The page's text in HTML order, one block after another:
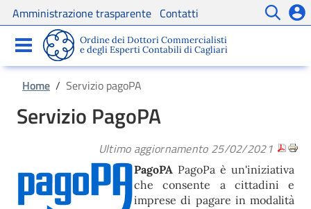
Amministrazione trasparente Contatti
Ordine dei Dottori Commercialisti
e degli Esperti Contabili di Cagliari
Servizi
Comunicazioni
Home / Servizio pagoPA
Servizio PagoPA
Ultimo aggiornamento 25/02/2021
PagoPA PagoPa è un'iniziativa
che consente a cittadini e
imprese di pagare in modalità